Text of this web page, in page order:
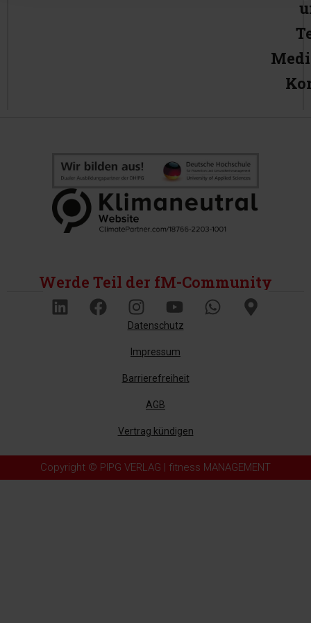
Werde Teil der fM-Community
Datenschutz
Impressum
Barrierefreiheit
AGB
Vertrag kündigen
Copyright © PIPG VERLAG | fitness MANAGEMENT